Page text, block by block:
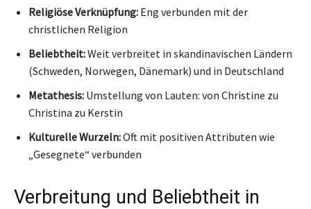
Religiöse Verknüpfung: Eng verbunden mit der
christlichen Religion
Beliebtheit:Weit verbreitet in skandinavischen Ländern
(Schweden, Norwegen, Dänemark) und in Deutschland
Metathesis: Umstellung von Lauten: von Christine zu
Christina zu Kerstin
Kulturelle Wurzeln:Oft mit positiven Attributen wie
„Gesegnete“ verbunden
Verbreitung und Beliebtheit in